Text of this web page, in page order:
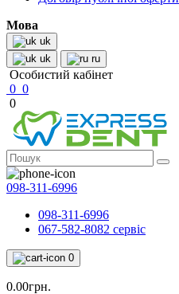
Мова
uk
uk
ru
Особистий кабінет
0 0
0
098-311-6996
098-311-6996
067-582-8082 сервіс
0
0.00грн.